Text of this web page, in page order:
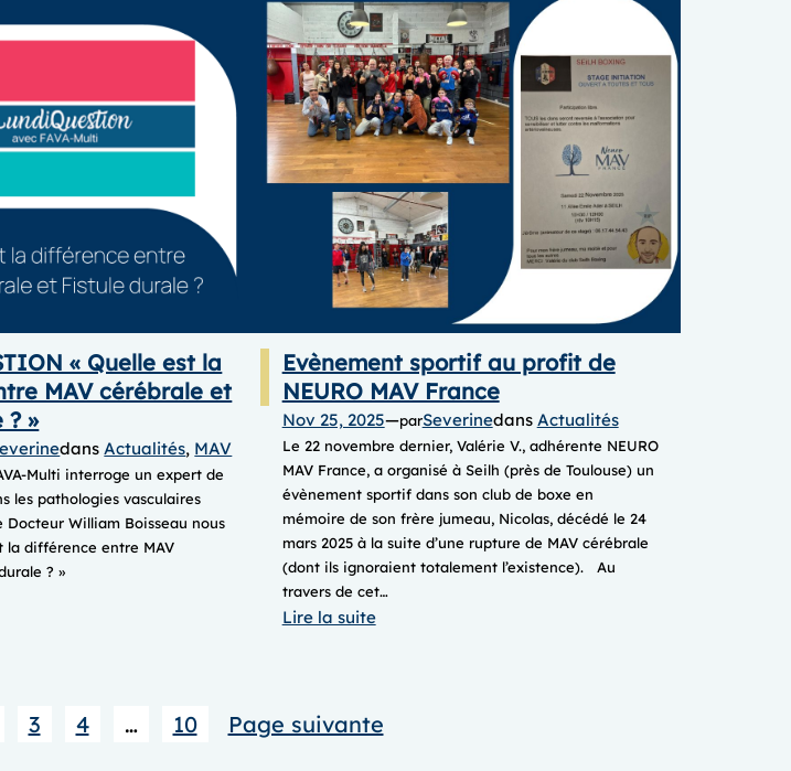
maladies
rares
« Quelle est la
MAV cérébrale et
? »
dansActualités, MAV
Multi interroge un expert de
les pathologies vasculaires
Docteur William Boisseau nous
la différence entre MAV
? »
Evènement sportif au profit de
NEURO MAV France
Nov 25, 2025—parSeverinedans Actualités
Le 22 novembre dernier, Valérie V., adhérente NEURO
MAV France, a organisé à Seilh (près de Toulouse) un
évènement sportif dans son club de boxe en
mémoire de son frère jumeau, Nicolas, décédé le 24
mars 2025 à la suite d’une rupture de MAV cérébrale
(dont ils ignoraient totalement l’existence). Au
travers de cet…
Lire la suite:
profit
3 4 … 10 Page suivante